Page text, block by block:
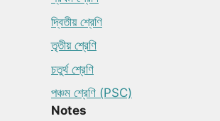
দ্বিতীয় শ্রেণি
তৃতীয় শ্রেণি
চতুর্থ শ্রেণি
পঞ্চম শ্রেণি (PSC)
Notes